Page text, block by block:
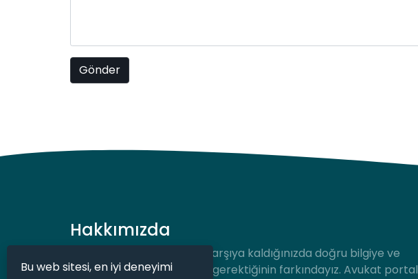
Hakkımızda
Hukuki bir durum ile karşı karşıya kaldığınızda doğru bilgiye ve
desteğe hızlıca ulaşmanız gerektiğinin farkındayız. Avukat portal
Bu web sitesi, en iyi deneyimi